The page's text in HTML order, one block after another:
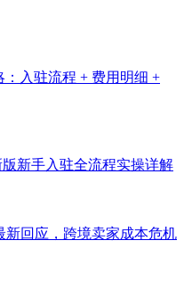
：入驻流程 + 费用明细 +
版新手入驻全流程实操详解
新回应，跨境卖家成本危机